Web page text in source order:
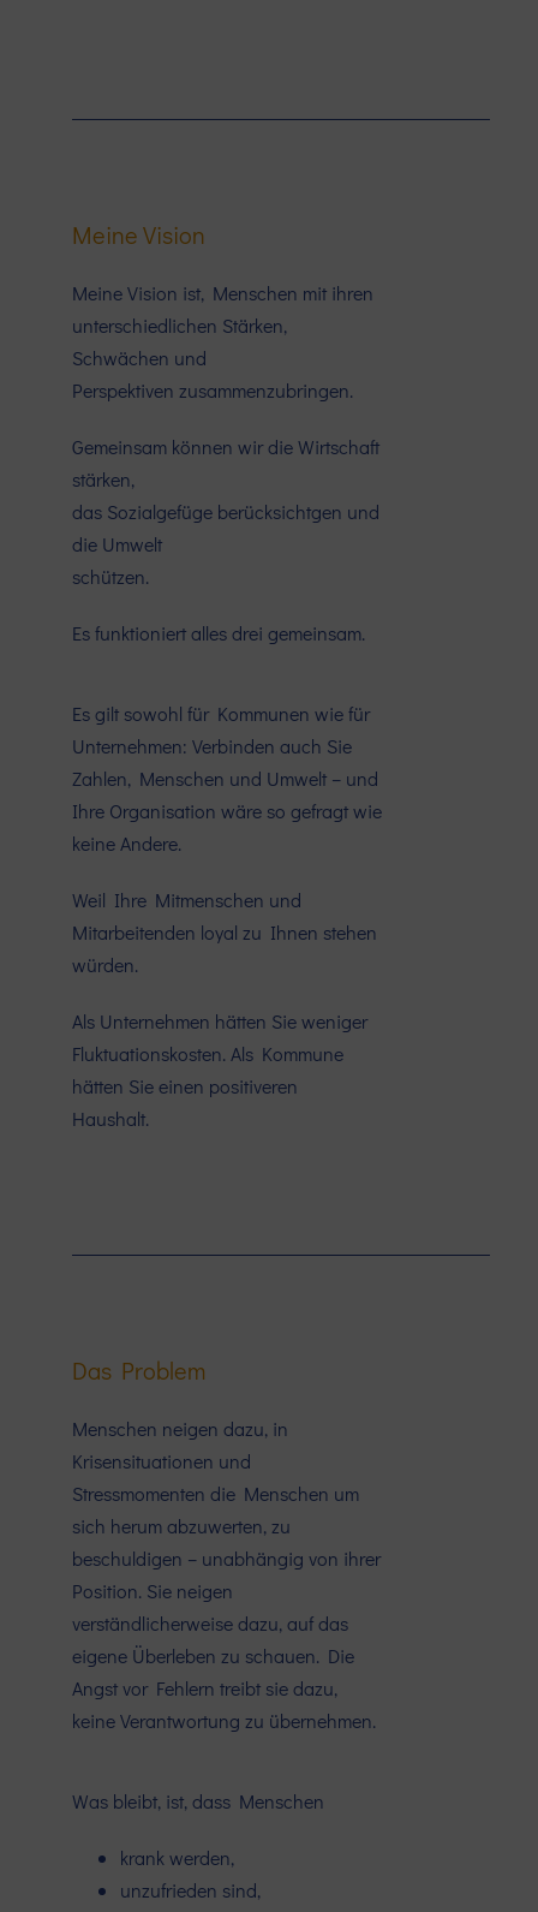
Meine Vision
Meine Vision ist, Menschen mit ihren
unterschiedlichen Stärken,
Schwächen und
Perspektiven zusammenzubringen.
Gemeinsam können wir die Wirtschaft
stärken,
das Sozialgefüge berücksichtgen und
die Umwelt
schützen.
Es funktioniert alles drei gemeinsam.
Es gilt sowohl für Kommunen wie für
Unternehmen: Verbinden auch Sie
Zahlen, Menschen und Umwelt – und
Ihre Organisation wäre so gefragt wie
keine Andere.
Weil Ihre Mitmenschen und
Mitarbeitenden loyal zu Ihnen stehen
würden.
Als Unternehmen hätten Sie weniger
Fluktuationskosten. Als Kommune
hätten Sie einen positiveren
Haushalt.
Das Problem
Menschen neigen dazu, in
Krisensituationen und
Stressmomenten die Menschen um
sich herum abzuwerten, zu
beschuldigen – unabhängig von ihrer
Position. Sie neigen
verständlicherweise dazu, auf das
eigene Überleben zu schauen. Die
Angst vor Fehlern treibt sie dazu,
keine Verantwortung zu übernehmen.
Was bleibt, ist, dass Menschen
krank werden,
unzufrieden sind,